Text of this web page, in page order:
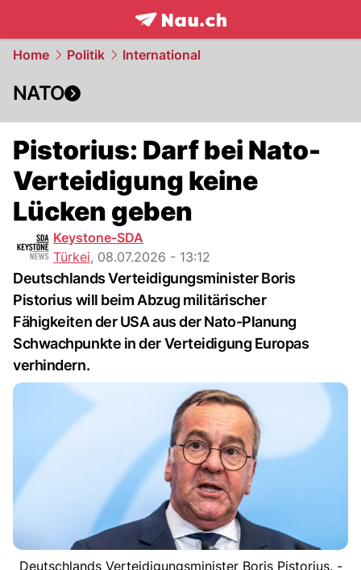
frontpage.NAU.ch
Home Politik International
NATO
Pistorius: Darf bei Nato-
Verteidigung keine
Lücken geben
Keystone-SDA
Türkei, 08.07.2026 - 13:12
Deutschlands Verteidigungsminister Boris
Pistorius will beim Abzug militärischer
Fähigkeiten der USA aus der Nato-Planung
Schwachpunkte in der Verteidigung Europas
verhindern.
Deutschlands Verteidigungsminister Boris Pistorius. -